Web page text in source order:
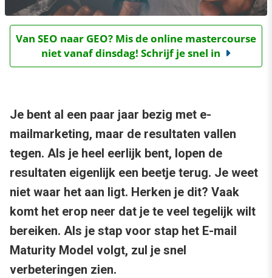
Van SEO naar GEO? Mis de online mastercourse
niet vanaf dinsdag! Schrijf je snel in
Je bent al een paar jaar bezig met e-
mailmarketing, maar de resultaten vallen
tegen. Als je heel eerlijk bent, lopen de
resultaten eigenlijk een beetje terug. Je weet
niet waar het aan ligt. Herken je dit? Vaak
komt het erop neer dat je te veel tegelijk wilt
bereiken. Als je stap voor stap het E-mail
Maturity Model volgt, zul je snel
verbeteringen zien.